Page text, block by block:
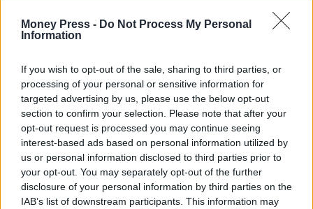
Money Press - Do Not Process My Personal
Information
If you wish to opt-out of the sale, sharing to third parties, or
processing of your personal or sensitive information for
targeted advertising by us, please use the below opt-out
section to confirm your selection. Please note that after your
opt-out request is processed you may continue seeing
interest-based ads based on personal information utilized by
us or personal information disclosed to third parties prior to
your opt-out. You may separately opt-out of the further
disclosure of your personal information by third parties on the
IAB’s list of downstream participants. This information may